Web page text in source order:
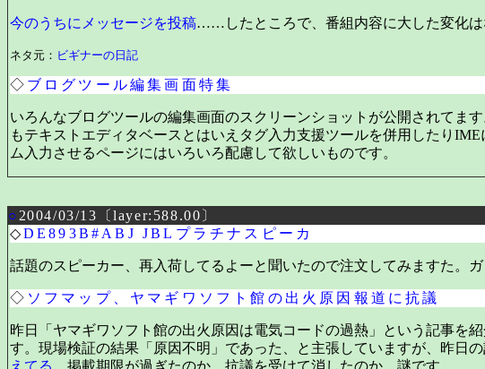
今のうちにメッセージを投稿……したところで、番組内容に大した変化は
ネタ元： ビギナーの日記
◇ ブログツール編集画面特集
いろんなブログツールの編集画面のスクリーンショットが公開されてま
もテキストエディタベースとはいえタグ入力支援ツールを併用したり
ム入力させるページにはいろいろ配慮して欲しいものです。
○ 2004/03/13〔layer:588.00〕
◇DE893B#ABJ JBLプラチナスピーカ
話題のスピーカー、再入荷してるよーと聞いたので注文してみますた。ガ
◇ ソフマップ、ヤマギワソフト館の出火原因報道に抗議
昨日「ヤマギワソフト館の出火原因は電気コードの過熱」という記事を
す。現場検証の結果「原因不明」であった、と主張していますが、昨
えてる 。掲載期限が過ぎたのか、抗議を受けて消したのか。謎です。